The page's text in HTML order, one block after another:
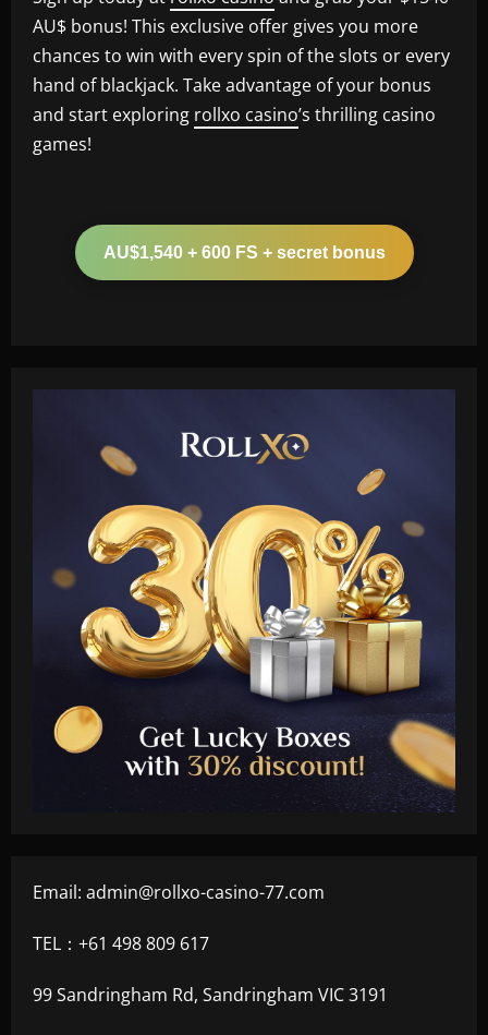
AU$ bonus! This exclusive offer gives you more
chances to win with every spin of the slots or every
hand of blackjack. Take advantage of your bonus
and start exploring rollxo casino’s thrilling casino
games!
AU$1,540 + 600 FS + secret bonus
Email: admin@rollxo-casino-77.com
TEL：+61 498 809 617
99 Sandringham Rd, Sandringham VIC 3191